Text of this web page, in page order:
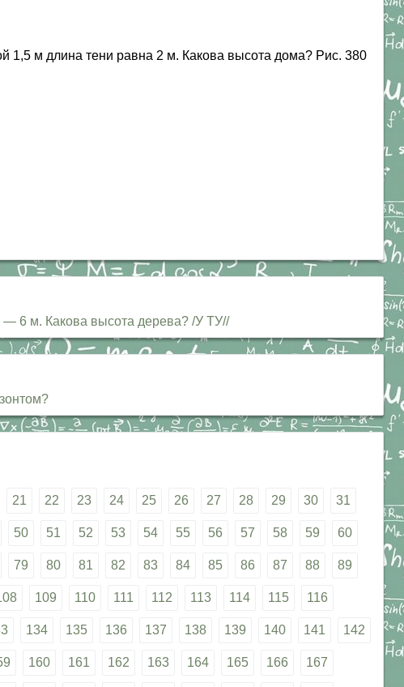
1,5 м длина тени равна 2 м. Какова высота дома? Рис. 380
— 6 м. Какова высота дерева? /У ТУ//
21 22 23 24 25 26 27 28 29 30 31
50 51 52 53 54 55 56 57 58 59 60
79 80 81 82 83 84 85 86 87 88 89
109 110 111 112 113 114 115 116
134 135 136 137 138 139 140 141 142
160 161 162 163 164 165 166 167